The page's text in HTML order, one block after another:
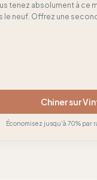
T C
tenez absolument à ce
le neuf. Offrez une
Chiner sur
Économisez jusqu'à 70% par